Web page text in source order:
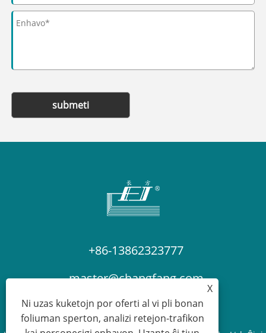
submeti
+86-13862323777
master@changfang.com
X
Ni uzas kuketojn por oferti al vi pli bonan
foliuman sperton, analizi retejon-trafikon